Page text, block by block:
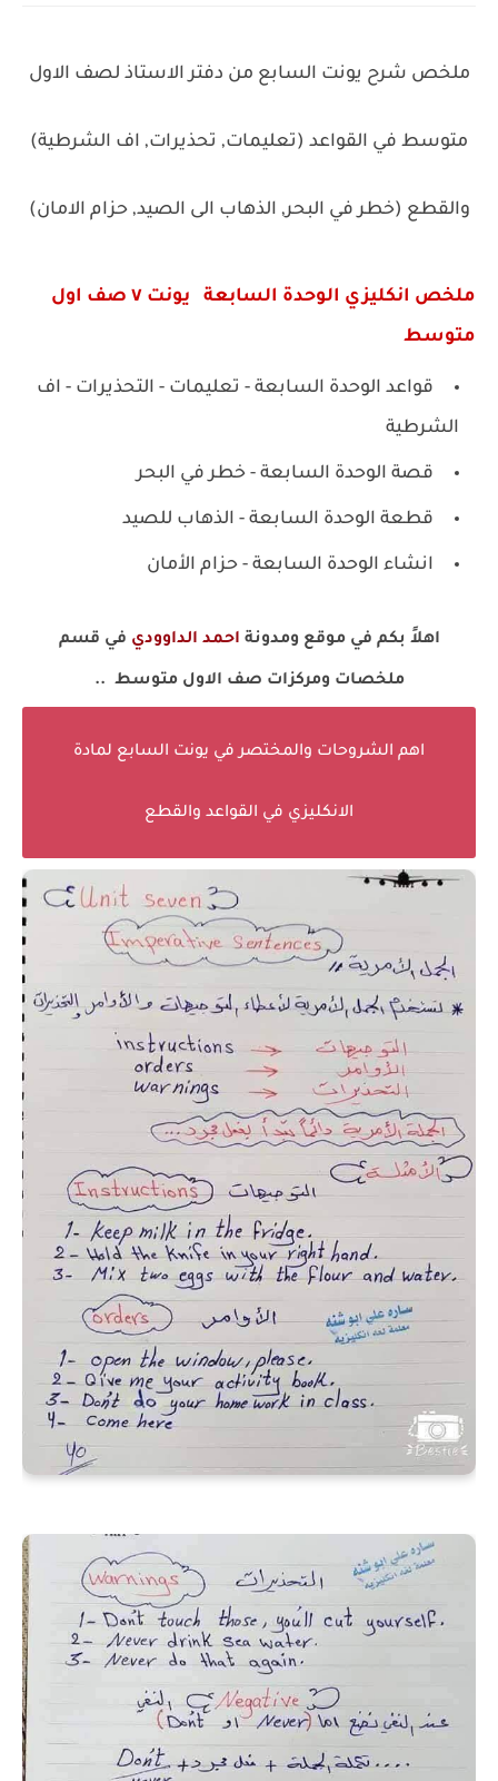
ملخص شرح يونت السابع من دفتر الاستاذ لصف الاول
متوسط في القواعد (تعليمات, تحذيرات, اف الشرطية)
والقطع (خطر في البحر, الذهاب الى الصيد, حزام الامان)
ملخص انكليزي الوحدة السابعة يونت ٧ صف اول
متوسط
قواعد الوحدة السابعة - تعليمات - التحذيرات - اف
الشرطية
قصة الوحدة السابعة - خطر في البحر
قطعة الوحدة السابعة - الذهاب للصيد
انشاء الوحدة السابعة - حزام الأمان
اهلاً بكم في موقع ومدونة احمد الداوودي في قسم
ملخصات ومركزات صف الاول متوسط ..
اهم الشروحات والمختصر في يونت السابع لمادة
الانكليزي في القواعد والقطع